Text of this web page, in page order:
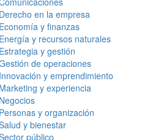
Derecho en la empresa
Economía y finanzas
Energía y recursos naturales
Estrategia y gestión
de operaciones
Innovación y emprendimiento
Marketing y experiencia
Negocios
Personas y organización
y bienestar
público